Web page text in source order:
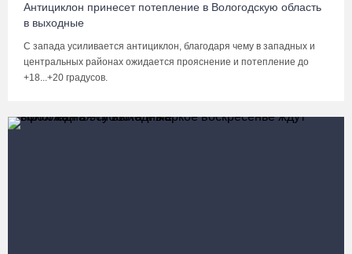
Антициклон принесет потепление в Вологодскую область
в выходные
С запада усиливается антициклон, благодаря чему в западных и
центральных районах ожидается прояснение и потепление до
+18...+20 градусов.